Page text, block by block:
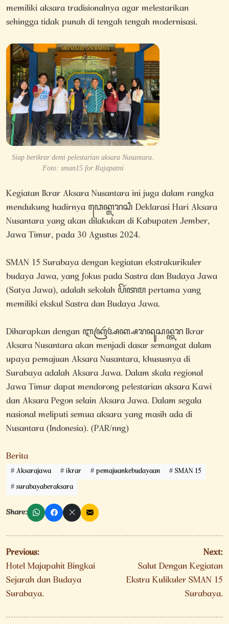
memiliki aksara tradisionalnya agar melestarikan
sehingga tidak punah di tengah tengah modernisasi.
Siap berikrar demi pelestarian aksara Nusantara.
Foto: sman15 for Rajapatni
Kegiatan Ikrar Aksara Nusantara ini juga dalam rangka
mendukung hadirnya ꦣꦺꦏ꧀ꦭꦫꦱꦶ Deklarasi Hari Aksara
Nusantara yang akan dilakukan di Kabupaten Jember,
Jawa Timur, pada 30 Agustus 2024.
SMAN 15 Surabaya dengan kegiatan ekstrakurikuler
budaya Jawa, yang fokus pada Sastra dan Budaya Jawa
(Satya Jawa), adalah sekolah ꦥꦼꦂꦠꦩ pertama yang
memiliki ekskul Sastra dan Budaya Jawa.
Diharapkan dengan ꦆꦏꦿꦂꦄꦏ꧀ꦱꦫꦤꦸꦱꦤ꧀ꦠꦫ Ikrar
Aksara Nusantara akan menjadi dasar semangat dalam
upaya pemajuan Aksara Nusantara, khususnya di
Surabaya adalah Aksara Jawa. Dalam skala regional
Jawa Timur dapat mendorong pelestarian aksara Kawi
dan Aksara Pegon selain Aksara Jawa. Dalam segala
nasional meliputi semua aksara yang masih ada di
Nusantara (Indonesia). (PAR/nng)
Berita
Aksarajawa ikrar pemajuankebudayaan
SMAN 15
surabayaberaksara
Share:
Navigasi
pos
Previous:
Hotel Majapahit Bingkai
Sejarah dan Budaya
Surabaya.
Next:
Salut Dengan Kegiatan
Ekstra Kulikuler SMAN 15
Surabaya.